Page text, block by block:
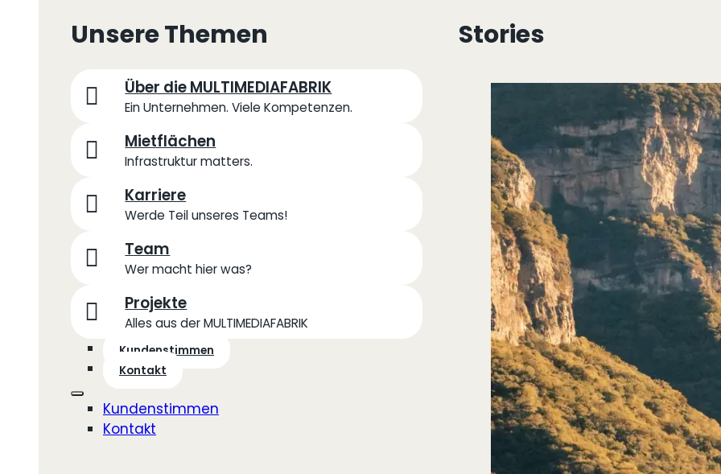
Unsere Themen
Über die MULTIMEDIAFABRIK
Ein Unternehmen. Viele Kompetenzen.
Mietflächen
Infrastruktur matters.
Karriere
Werde Teil unseres Teams!
Team
Wer macht hier was?
Projekte
Alles aus der MULTIMEDIAFABRIK
Kundenstimmen
Kontakt
Kundenstimmen
Kontakt
Stories